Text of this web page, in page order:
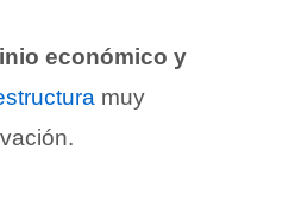
económico y
muy